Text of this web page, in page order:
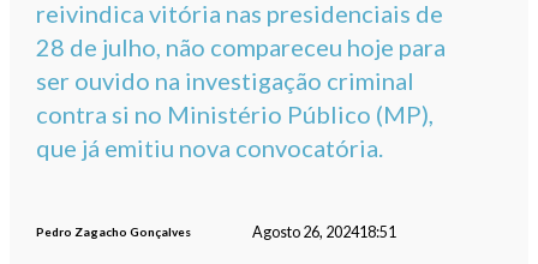
reivindica vitória nas presidenciais de
28 de julho, não compareceu hoje para
ser ouvido na investigação criminal
contra si no Ministério Público (MP),
que já emitiu nova convocatória.
Pedro Zagacho Gonçalves Agosto 26, 202418:51